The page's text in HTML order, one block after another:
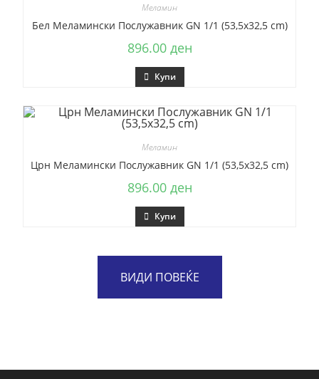
Меламин
Бел Меламински Послужавник GN 1/1 (53,5х32,5 cm)
896.00 ден
Купи
Меламин
Црн Меламински Послужавник GN 1/1 (53,5х32,5 cm)
896.00 ден
Купи
ВИДИ ПОВЕЌЕ